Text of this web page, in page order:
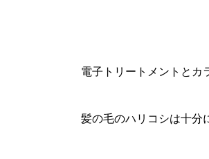
電子トリートメントとカ
髪の毛のハリコシは十分